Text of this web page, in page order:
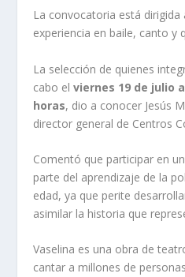
La convocatoria está
experiencia en baile, canto y
La selección de quienes
cabo elviernes 19 de julio
horas, dio a conocer Jesús
director general de Centros
Comentó que participar en
parte del aprendizaje de la
edad, ya que perite
asimilar la historia que
Vaselina es una obra de
cantar a millones de